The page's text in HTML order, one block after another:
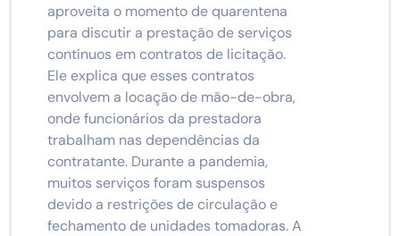
aproveita o momento de quarentena
para discutir a prestação de serviços
contínuos em contratos de licitação.
Ele explica que esses contratos
envolvem a locação de mão-de-obra,
onde funcionários da prestadora
trabalham nas dependências da
contratante. Durante a pandemia,
muitos serviços foram suspensos
devido a restrições de circulação e
fechamento de unidades tomadoras. A